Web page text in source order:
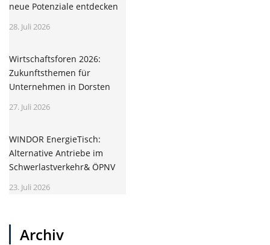
neue Potenziale entdecken
28. Juli 2026
Wirtschaftsforen 2026:
Zukunftsthemen für
Unternehmen in Dorsten
27. Juli 2026
WINDOR EnergieTisch:
Alternative Antriebe im
Schwerlastverkehr& ÖPNV
23. Juli 2026
Archiv